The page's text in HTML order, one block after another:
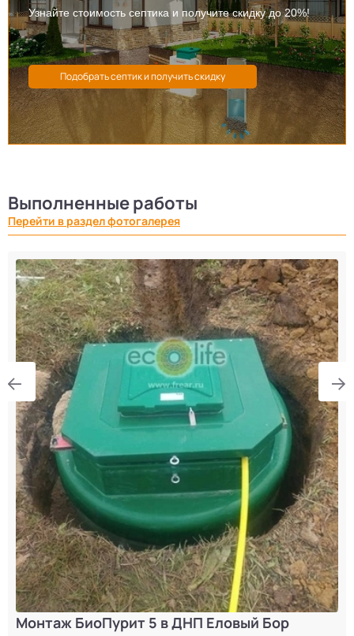
Узнайте стоимость септика и получите скидку до 20%!
Выполненные работы
Перейти в раздел фотогалерея
Монтаж БиоПурит 5 в ДНП Еловый Бор